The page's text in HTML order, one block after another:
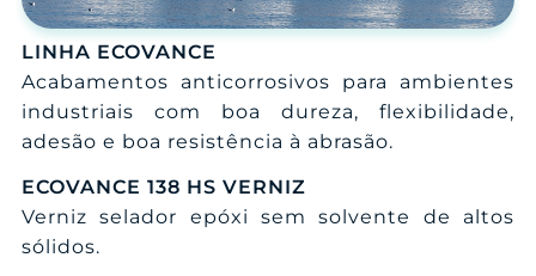
LINHA ECOVANCE
Acabamentos anticorrosivos para ambientes
industriais com boa dureza, flexibilidade,
adesão e boa resistência à abrasão.
ECOVANCE 138 HS VERNIZ
Verniz selador epóxi sem solvente de altos
sólidos.